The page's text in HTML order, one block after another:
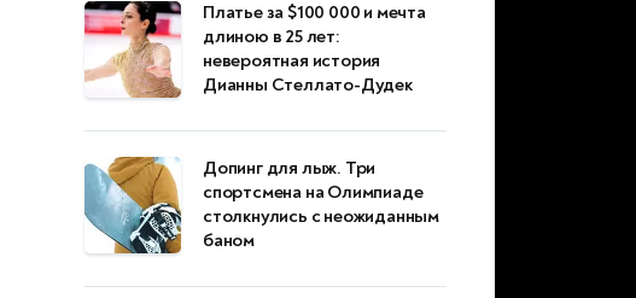
Платье за $100 000 и мечта
длиною в 25 лет:
невероятная история
Дианны Стеллато-Дудек
Допинг для лыж. Три
спортсмена на Олимпиаде
столкнулись с неожиданным
баном